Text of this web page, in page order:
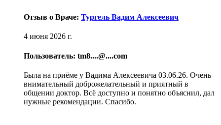
Отзыв о Враче: Тургель Вадим Алексеевич
4 июня 2026 г.
Пользователь: tm8....@....com
Была на приёме у Вадима Алексеевича 03.06.26. Очень
внимательный доброжелательный и приятный в
общении доктор. Всё доступно и понятно объяснил, дал
нужные рекомендации. Спасибо.